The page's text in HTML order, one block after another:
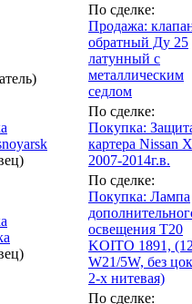
По сделке:
Продажа:
обратный Ду 25
латунный с
металлическим
седлом
По сделке:
Покупка:
картера Nissan
2007-2014г.в.
По сделке:
Покупка: Лампа
освещения T20
KOITO 1891,
W21/5W, без
2-х нитевая)
По сделке: